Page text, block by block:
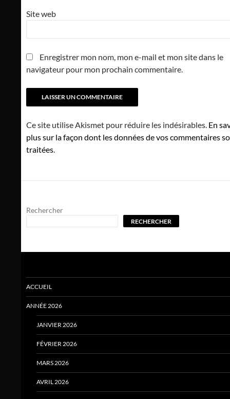
Site web
Enregistrer mon nom, mon e-mail et mon site dans le
navigateur pour mon prochain commentaire.
Ce site utilise Akismet pour réduire les indésirables. En
plus sur la façon dont les données de vos commentaires
traitées
Rechercher
RECHERCHER
ACCUEIL
ANNÉE 2026
JANVIER 2026
FÉVRIER 2026
MARS 2026
AVRIL 2026